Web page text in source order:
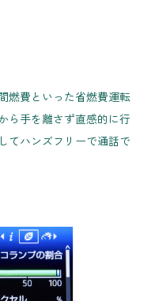
燃費といった省燃費運転
ら手を離さず直感的に行
てハンズフリーで通話で